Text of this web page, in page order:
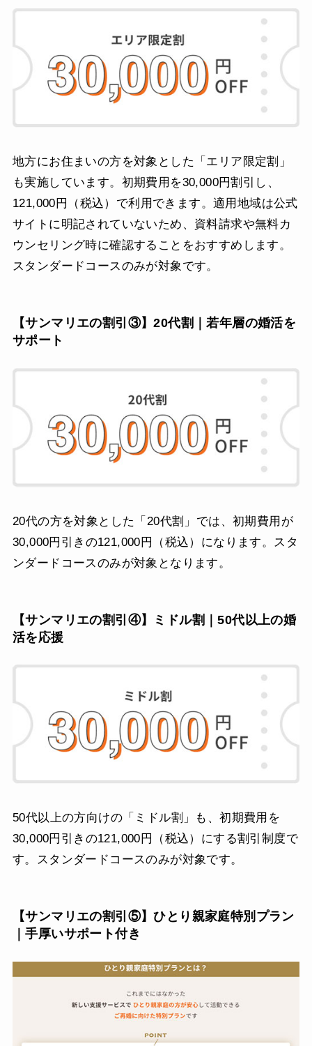
地方にお住まいの方を対象とした「エリア限定割」
も実施しています。初期費用を30,000円割引し、
121,000円（税込）で利用できます。適用地域は公式
サイトに明記されていないため、資料請求や無料カ
ウンセリング時に確認することをおすすめします。
スタンダードコースのみが対象です。
【サンマリエの割引③】20代割｜若年層の婚活を
サポート
20代の方を対象とした「20代割」では、初期費用が
30,000円引きの121,000円（税込）になります。スタ
ンダードコースのみが対象となります。
【サンマリエの割引④】ミドル割｜50代以上の婚
活を応援
50代以上の方向けの「ミドル割」も、初期費用を
30,000円引きの121,000円（税込）にする割引制度で
す。スタンダードコースのみが対象です。
【サンマリエの割引⑤】ひとり親家庭特別プラン
｜手厚いサポート付き